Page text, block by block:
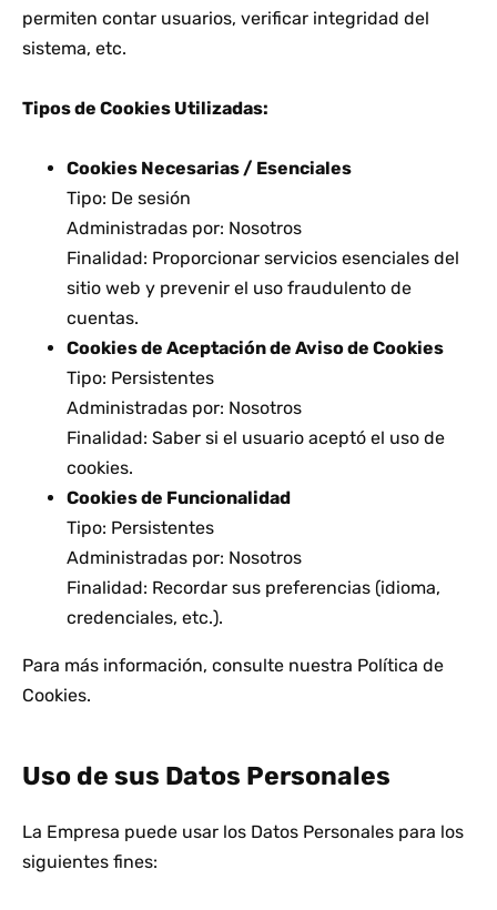
permiten contar usuarios, verificar integridad del
sistema, etc.
Tipos de Cookies Utilizadas:
Cookies Necesarias / Esenciales
Tipo: De sesión
Administradas por: Nosotros
Finalidad: Proporcionar servicios esenciales del
sitio web y prevenir el uso fraudulento de
cuentas.
Cookies de Aceptación de Aviso de Cookies
Tipo: Persistentes
Administradas por: Nosotros
Finalidad: Saber si el usuario aceptó el uso de
cookies.
Cookies de Funcionalidad
Tipo: Persistentes
Administradas por: Nosotros
Finalidad: Recordar sus preferencias (idioma,
credenciales, etc.).
Para más información, consulte nuestra Política de
Cookies.
Uso de sus Datos Personales
La Empresa puede usar los Datos Personales para los
siguientes fines: